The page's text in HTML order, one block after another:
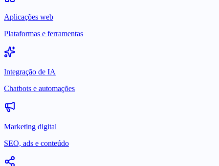
Aplicações web
Plataformas e ferramentas
Integração de IA
Chatbots e automações
Marketing digital
SEO, ads e conteúdo